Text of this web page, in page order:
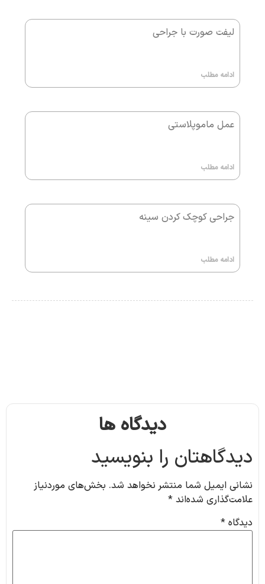
لیفت صورت با جراحی
ادامه مطلب
عمل ماموپلاستی
ادامه مطلب
جراحی کوچک کردن سینه
ادامه مطلب
دیدگاه ها
دیدگاهتان را بنویسید
نشانی ایمیل شما منتشر نخواهد شد. بخش‌های موردنیاز
علامت‌گذاری شده‌اند *
دیدگاه *